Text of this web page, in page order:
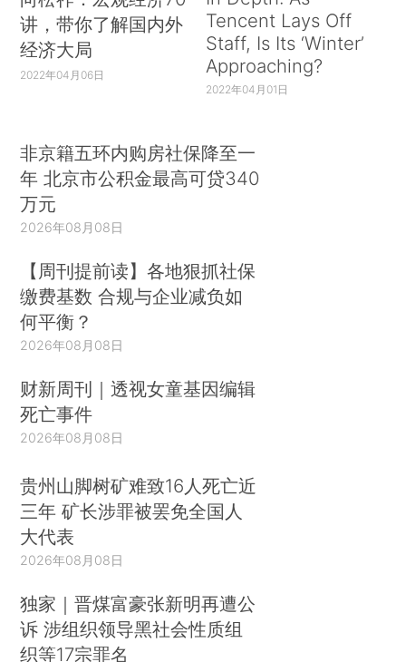
讲，带你了解国内外
经济大局
2022年04月06日
Tencent Lays Off
Staff, Is Its ‘Winter’
Approaching?
2022年04月01日
非京籍五环内购房社保降至一
年 北京市公积金最高可贷340
万元
2026年08月08日
【周刊提前读】各地狠抓社保
缴费基数 合规与企业减负如
何平衡？
2026年08月08日
财新周刊｜透视女童基因编辑
死亡事件
2026年08月08日
贵州山脚树矿难致16人死亡近
三年 矿长涉罪被罢免全国人
大代表
2026年08月08日
独家｜晋煤富豪张新明再遭公
诉 涉组织领导黑社会性质组
织等17宗罪名